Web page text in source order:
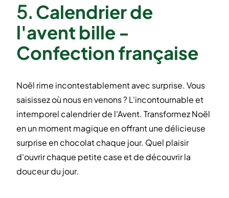
5. Calendrier de
l'avent bille -
Confection française
Noël rime incontestablement avec surprise. Vous
saisissez où nous en venons ? L'incontournable et
intemporel calendrier de l'Avent. Transformez Noël
en un moment magique en offrant une délicieuse
surprise en chocolat chaque jour. Quel plaisir
d'ouvrir chaque petite case et de découvrir la
douceur du jour.